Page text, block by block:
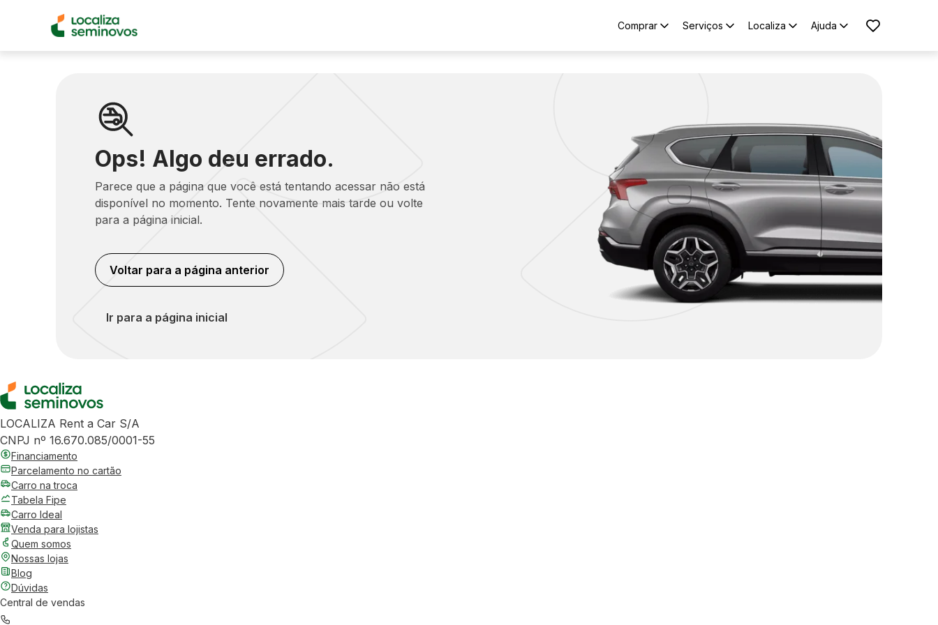
Comprar Serviços Localiza Ajuda
Ops! Algo deu errado.
Parece que a página que você está tentando acessar não está
disponível no momento. Tente novamente mais tarde ou volte
para a página inicial.
Voltar para a página anterior
Ir para a página inicial
LOCALIZA Rent a Car S/A
CNPJ nº 16.670.085/0001-55
Financiamento
Parcelamento no cartão
Carro na troca
Tabela Fipe
Carro Ideal
Venda para lojistas
Quem somos
Nossas lojas
Blog
Dúvidas
Central de vendas